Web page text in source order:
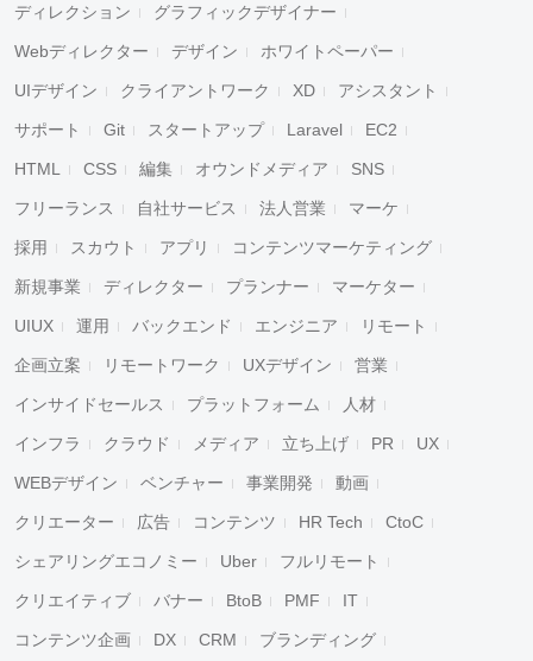
ディレクション グラフィックデザイナー
Webディレクター デザイン ホワイトペーパー
UIデザイン クライアントワーク XD アシスタント
サポート Git スタートアップ Laravel EC2
HTML CSS 編集 オウンドメディア SNS
フリーランス 自社サービス 法人営業 マーケ
採用 スカウト アプリ コンテンツマーケティング
新規事業 ディレクター プランナー マーケター
UIUX 運用 バックエンド エンジニア リモート
企画立案 リモートワーク UXデザイン 営業
インサイドセールス プラットフォーム 人材
インフラ クラウド メディア 立ち上げ PR UX
WEBデザイン ベンチャー 事業開発 動画
クリエーター 広告 コンテンツ HR Tech CtoC
シェアリングエコノミー Uber フルリモート
クリエイティブ バナー BtoB PMF IT
コンテンツ企画 DX CRM ブランディング